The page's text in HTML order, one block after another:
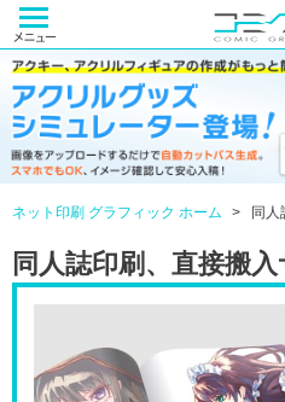
ネット印刷 グラフィック ホーム 同
同人誌印刷、直接搬